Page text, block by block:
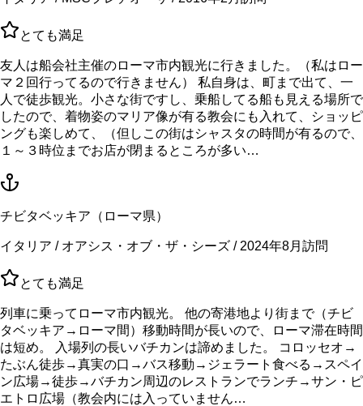
とても満足
友人は船会社主催のローマ市内観光に行きました。（私はロー
マ２回行ってるので行きません） 私自身は、町まで出て、一
人で徒歩観光。小さな街ですし、乗船してる船も見える場所で
したので、着物姿のマリア像が有る教会にも入れて、ショッピ
ングも楽しめて、（但しこの街はシャスタの時間が有るので、
１～３時位までお店が閉まるところが多い…
チビタベッキア（ローマ県）
イタリア / オアシス・オブ・ザ・シーズ / 2024年8月訪問
とても満足
列車に乗ってローマ市内観光。 他の寄港地より街まで（チビ
タベッキア→ローマ間）移動時間が長いので、ローマ滞在時間
は短め。 入場列の長いバチカンは諦めました。 コロッセオ→
たぶん徒歩→真実の口→バス移動→ジェラート食べる→スペイ
ン広場→徒歩→バチカン周辺のレストランでランチ→サン・ピ
エトロ広場（教会内には入っていません…